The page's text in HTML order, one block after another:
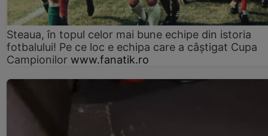
Steaua, în topul celor mai bune echipe din istoria
fotbalului! Pe ce loc e echipa care a câştigat Cupa
Campionilor www.fanatik.ro